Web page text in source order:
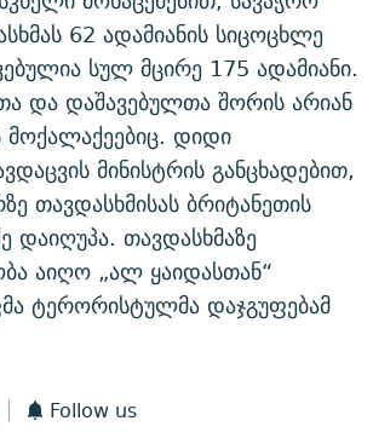
62 ადამიანის სიცოცხლე
სულ მცირე 175 ადამიანი.
და დაშავებულთა შორის არიან
მოქალაქეებიც. დიდი
მინისტრის განცხადებით,
თავდასხმისას ბრიტანეთის
დაიღუპა. თავდასხმაზე
აიღო „ალ ყაიდასთან“
ტერორისტულმა დაჯგუფებამ
Follow us